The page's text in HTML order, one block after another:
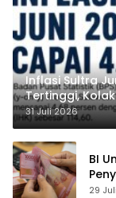
Inflasi Sultra
Tertinggi,
31 Juli 2026
BI
29